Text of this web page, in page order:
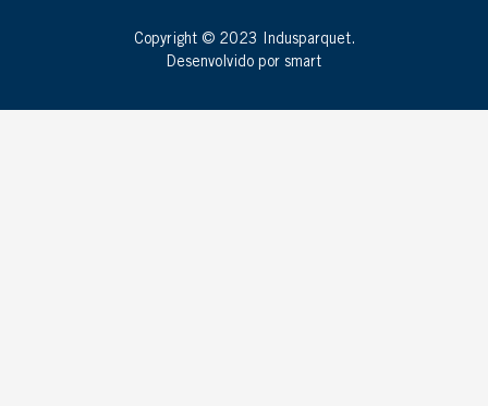
Copyright © 2023 Indusparquet.
Desenvolvido por smart